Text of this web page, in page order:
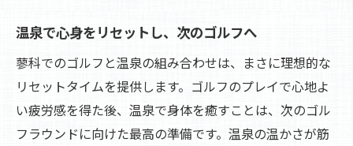
温泉で心身をリセットし、次のゴルフへ
蓼科でのゴルフと温泉の組み合わせは、まさに理想的な
リセットタイムを提供します。ゴルフのプレイで心地よ
い疲労感を得た後、温泉で身体を癒すことは、次のゴル
フラウンドに向けた最高の準備です。温泉の温かさが筋